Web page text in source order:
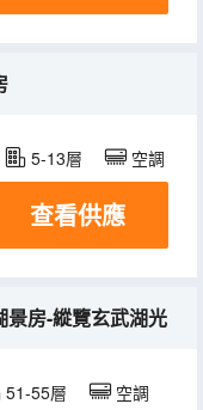
5-13層 空調
電視機 冰箱
查看供應
景房-縱覽玄武湖光
51-55層 空調